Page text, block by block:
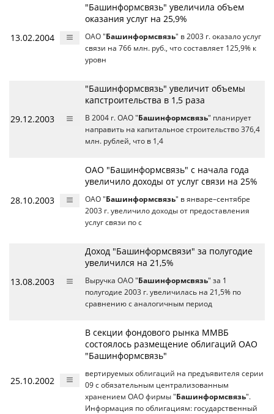
13.02.2004
"Башинформсвязь" увеличила объем
оказания услуг на 25,9%
ОАО "Башинформсвязь" в 2003 г. оказало услуг
связи на 766 млн. руб., что составляет 125,9% к
уровн
29.12.2003
"Башинформсвязь" увеличит объемы
капстроительства в 1,5 раза
В 2004 г. ОАО "Башинформсвязь" планирует
направить на капитальное строительство 376,4
млн. рублей, что в 1,4
28.10.2003
ОАО "Башинформсвязь" с начала года
увеличило доходы от услуг связи на 25%
ОАО "Башинформсвязь" в январе–сентябре
2003 г. увеличило доходы от предоставления
услуг связи по с
13.08.2003
Доход "Башинформсвязи" за полугодие
увеличился на 21,5%
Выручка ОАО "Башинформсвязь" за 1
полугодие 2003 г. увеличилась на 21,5% по
сравнению с аналогичным период
25.10.2002
В секции фондового рынка ММВБ
состоялось размещение облигаций ОАО
"Башинформсвязь"
вертируемых облигаций на предъявителя серии
09 с обязательным централизованным
хранением ОАО фирмы "Башинформсвязь".
Информация по облигациям: государственный